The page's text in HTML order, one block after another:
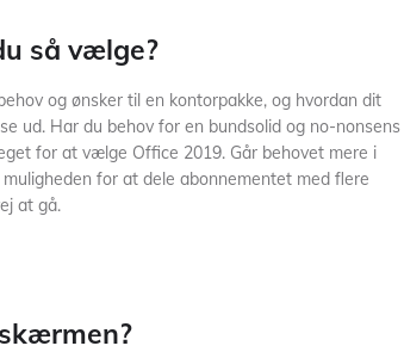
så vælge?
og ønsker til en kontorpakke, og hvordan dit
ud. Har du behov for en bundsolid og no-nonsens
for at vælge Office 2019. Går behovet mere i
for at dele abonnementet med flere
at gå.